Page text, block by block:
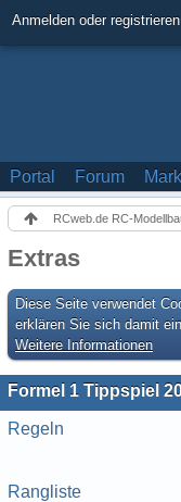
Anmelden oder registrieren
Portal Forum
RCweb.de RC-
Extras
Diese Seite verwendet
erklären Sie sich damit
Weitere Informationen
Formel 1 Tippspiel
Regeln
Rangliste